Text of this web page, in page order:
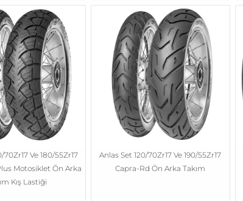
70Zr17 Ve 180/55Zr17
Motosiklet Ön Arka
Kış Lastiği
Anlas Set 120/70Zr17 Ve 190/55Zr17
Capra-Rd Ön Arka Takım